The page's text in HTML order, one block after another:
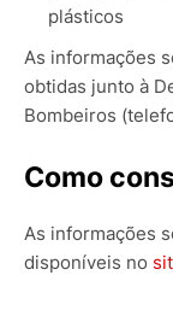
plásticos
As informações
obtidas junto à
Bombeiros
Como
As informações
disponíveis no